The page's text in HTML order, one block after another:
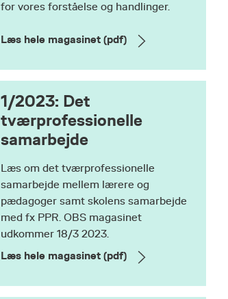
for vores forståelse og handlinger.
Læs hele magasinet (pdf)
1/2023: Det
tværprofessionelle
samarbejde
Læs om det tværprofessionelle
samarbejde mellem lærere og
pædagoger samt skolens samarbejde
med fx PPR. OBS magasinet
udkommer 18/3 2023.
Læs hele magasinet (pdf)